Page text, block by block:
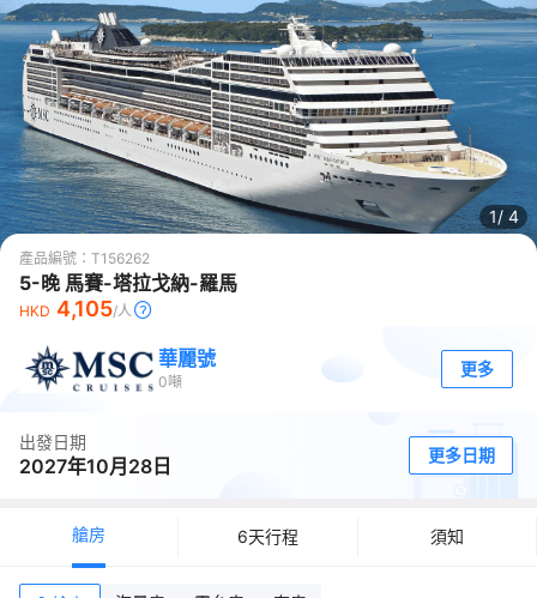
1/ 4
產品編號： T156262
5-晚 馬賽-塔拉戈納-羅馬
HKD 4,105/人
華麗號
0噸
更多
出發日期
2027年10月28日 更多日期
艙房 6天行程 須知